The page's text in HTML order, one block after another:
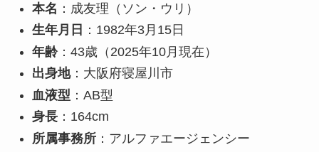
本名 ：成友理（ソン・ウリ）
生年月日 ：1982年3月15日
年齢：43歳（2025年10月現在）
出身地：大阪府寝屋川市
血液型 ：AB型
身長：164cm
所属事務所：アルファエージェンシー